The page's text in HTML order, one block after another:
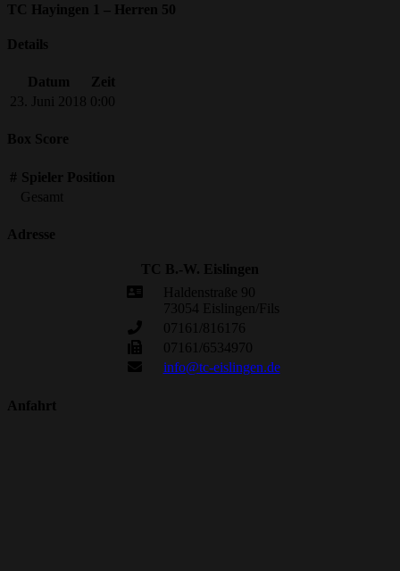
TC Hayingen 1 – Herren 50
Details
Datum
Zeit
23. Juni 2018 0:00
Box Score
# Spieler Position
Gesamt
Adresse
TC B.-W. Eislingen
Haldenstraße 90
73054 Eislingen/Fils
07161/816176
07161/6534970
info@tc-eislingen.de
Anfahrt